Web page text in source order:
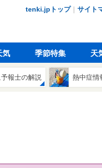
tenki.jpトップ｜ サイト
気 季節特集 天
報士の解説 熱中症情